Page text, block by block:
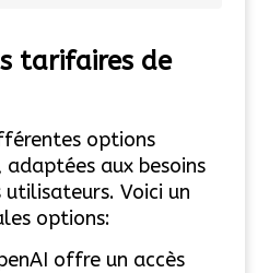
tarifaires de
options
adaptées aux besoins
Voici un
options:
offre un accès